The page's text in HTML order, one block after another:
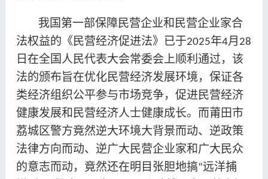
我国第一部保障民营企业和民营企业家合
法权益的《民营经济促进法》已于2025年4月 28
日在全国人民代表大会常委会上顺利通过，该
法的颁布旨在优化民营经济发展环境，保证各
类经济组织公平参与市场竞争，促进民营经济
健康发展和民营经济人士健康成长。而莆田市
荔城区警方竟然逆大环境大背景而动、逆政策
法律方向而动、逆广大民营企业家和广大民众
的意志而动，竟然还在明目张胆地搞“远洋捕